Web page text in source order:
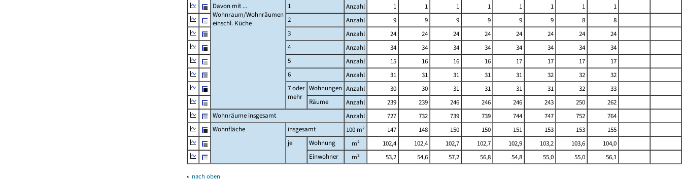
Davon mit ...
Wohnraum/Wohnräumen
einschl. Küche
1 Anzahl 1 1 1 1 1 1 1
1
2
Anzahl 9 9 9 9 9 9 8
8
3
Anzahl 24 24 24 24 24 24 24
24
4
Anzahl 34 34 34 34 34 34 34
34
5
Anzahl 15 16 16 16 17 17 17
17
6
Anzahl 31 31 31 31 31 32 32
32
7 oder
mehr
Wohnungen Anzahl 30 30 31 31 31 31 32
33
Räume
Anzahl 239 239 246 246 246 243 250
262
Wohnräume insgesamt
Anzahl 727 732 739 739 744 747 752
764
Wohnfläche
insgesamt 100 m² 147 148 150 150 151 153 153
155
je
Wohnung m² 102,4 102,4 102,7 102,7 102,9 103,2 103,6
104,0
Einwohner
m² 53,2 54,6 57,2 56,8 54,8 55,0 55,0 56,1
▴ nach oben